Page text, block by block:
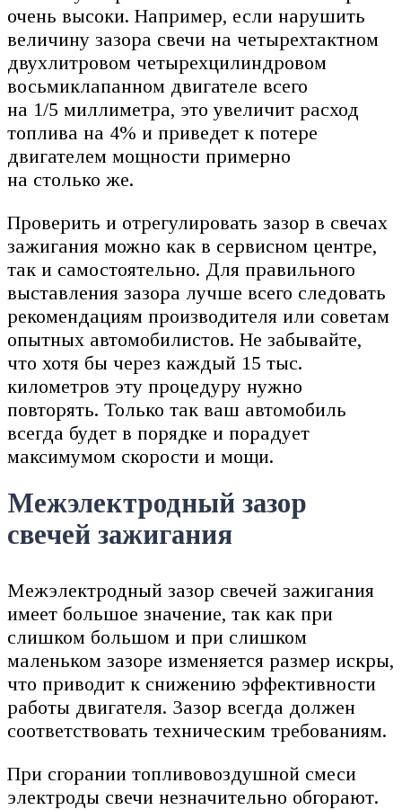
очень высоки. Например, если нарушить
величину зазора свечи на четырехтактном
двухлитровом четырехцилиндровом
восьмиклапанном двигателе всего
на 1/5 миллиметра, это увеличит расход
топлива на 4% и приведет к потере
двигателем мощности примерно
на столько же.
Проверить и отрегулировать зазор в свечах
зажигания можно как в сервисном центре,
так и самостоятельно. Для правильного
выставления зазора лучше всего следовать
рекомендациям производителя или советам
опытных автомобилистов. Не забывайте,
что хотя бы через каждый 15 тыс.
километров эту процедуру нужно
повторять. Только так ваш автомобиль
всегда будет в порядке и порадует
максимумом скорости и мощи.
Межэлектродный зазор
свечей зажигания
Межэлектродный зазор свечей зажигания
имеет большое значение, так как при
слишком большом и при слишком
маленьком зазоре изменяется размер искры,
что приводит к снижению эффективности
работы двигателя. Зазор всегда должен
соответствовать техническим требованиям.
При сгорании топливовоздушной смеси
электроды свечи незначительно обгорают.